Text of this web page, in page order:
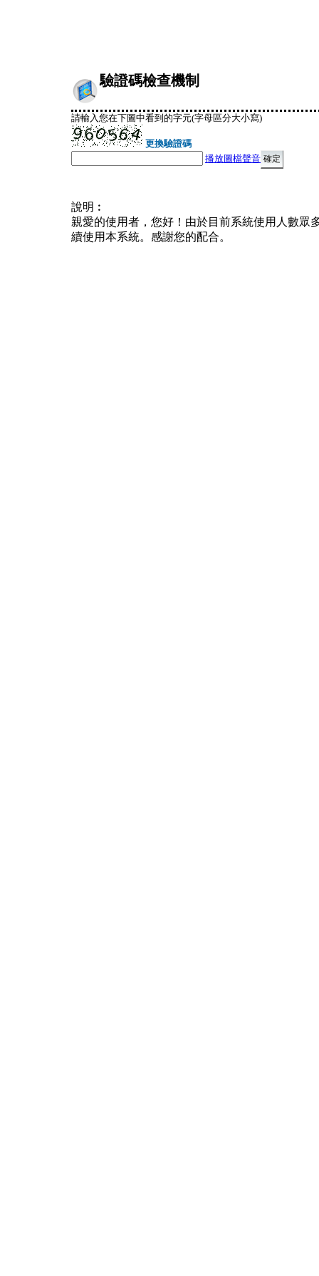
驗證碼檢查機制
請輸入您在下圖中看到的字元(字母區分大小寫)
更換驗證碼
播放圖檔聲音
說明︰
親愛的使用者，您好！由於目前系統使用人數眾
續使用本系統。感謝您的配合。